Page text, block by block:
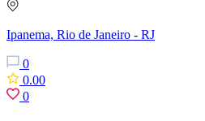
Ipanema, Rio de Janeiro - RJ
0
0.00
0